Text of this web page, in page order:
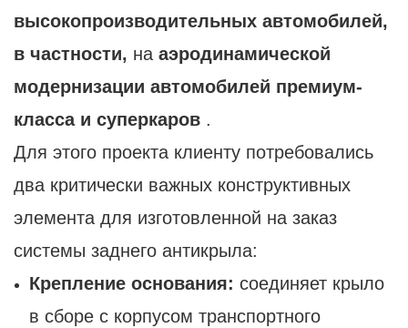
высокопроизводительных автомобилей,
в частности, на аэродинамической
модернизации автомобилей премиум-
класса и суперкаров .
Для этого проекта клиенту потребовались
два критически важных конструктивных
элемента для изготовленной на заказ
системы заднего антикрыла:
Крепление основания: соединяет крыло
в сборе с корпусом транспортного